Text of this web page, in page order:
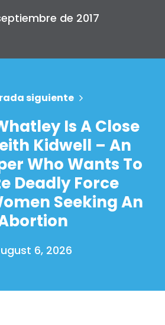
de 2017
siguiente
Is A Close
Kidwell – An
Who Wants To
Deadly Force
Seeking An
6, 2026